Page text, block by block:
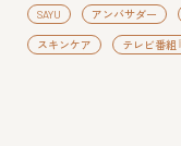
SAYU アンバサダー
スキンケア テレビ番組